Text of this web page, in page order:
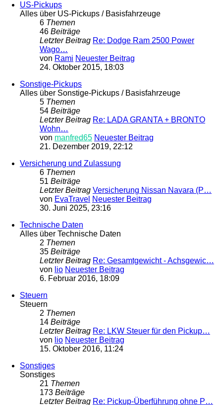
US-Pickups
Alles über US-Pickups / Basisfahrzeuge
6 Themen
46 Beiträge
Letzter Beitrag Re: Dodge Ram 2500 Power
Wago…
von Rami Neuester Beitrag
24. Oktober 2015, 18:03
Sonstige-Pickups
Alles über Sonstige-Pickups / Basisfahrzeuge
5 Themen
54 Beiträge
Letzter Beitrag Re: LADA GRANTA + BRONTO
Wohn…
von manfred65 Neuester Beitrag
21. Dezember 2019, 22:12
Versicherung und Zulassung
6 Themen
51 Beiträge
Letzter Beitrag Versicherung Nissan Navara (P…
von EvaTravel Neuester Beitrag
30. Juni 2025, 23:16
Technische Daten
Alles über Technische Daten
2 Themen
35 Beiträge
Letzter Beitrag Re: Gesamtgewicht - Achsgewic…
von lio Neuester Beitrag
6. Februar 2016, 18:09
Steuern
Steuern
2 Themen
14 Beiträge
Letzter Beitrag Re: LKW Steuer für den Pickup…
von lio Neuester Beitrag
15. Oktober 2016, 11:24
Sonstiges
Sonstiges
21 Themen
173 Beiträge
Letzter Beitrag Re: Pickup-Überführung ohne P…